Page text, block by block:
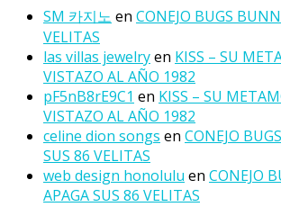
SM 카지노 en CONEJO BUGS
VELITAS
las villas jewelryen KISS – SU
VISTAZO AL AÑO 1982
pF5nB8rE9C1 en KISS – SU
VISTAZO AL AÑO 1982
celine dion songs en CONEJO
SUS 86 VELITAS
web design honolulu en CONEJO
APAGA SUS 86 VELITAS